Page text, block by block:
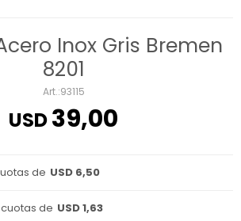
Inox Gris Bremen
8201
93115
USD39,00
de USD 6,50
cuotas de USD 1,63